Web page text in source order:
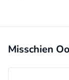
Misschien